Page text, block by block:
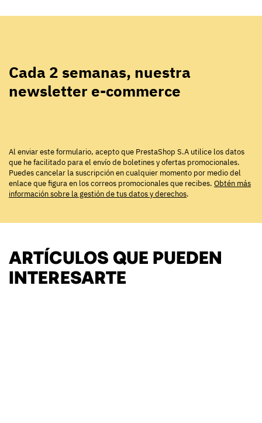
Cada 2 semanas, nuestra
newsletter e-commerce
Al enviar este formulario, acepto que PrestaShop S.A utilice los datos
que he facilitado para el envío de boletines y ofertas promocionales.
Puedes cancelar la suscripción en cualquier momento por medio del
enlace que figura en los correos promocionales que recibes. Obtén más
información sobre la gestión de tus datos y derechos.
ARTÍCULOS QUE PUEDEN
INTERESARTE